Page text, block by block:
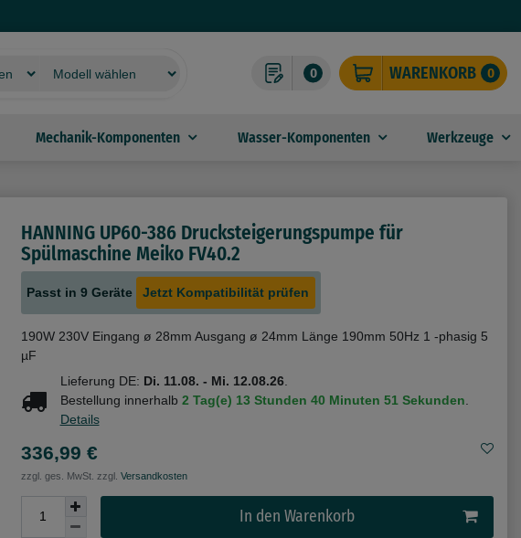
0 WARENKORB 0
Mechanik-Komponenten Wasser-Komponenten Werkzeuge
HANNING UP60-386 Drucksteigerungspumpe für
Spülmaschine Meiko FV40.2
Passt in 9 Geräte Jetzt Kompatibilität prüfen
190W 230V Eingang ø 28mm Ausgang ø 24mm Länge 190mm 50Hz 1 -phasig 5
µF
Lieferung DE: Di. 11.08. - Mi. 12.08.26.
Bestellung innerhalb 2 Tag(e) 13 Stunden 40 Minuten 51 Sekunden.
Details
336,99 €
zzgl. ges. MwSt. zzgl. Versandkosten
In den Warenkorb